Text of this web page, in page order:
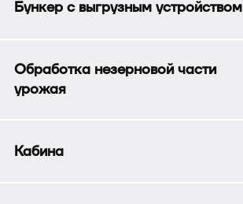
Бункер с выгрузным устройством
Обработка незерновой части
урожая
Кабина